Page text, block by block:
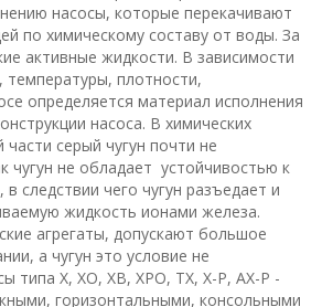
насосы, которые перекачивают
по химическому составу от воды. За
активные жидкости. В зависимости
температуры, плотности,
определяется материал исполнения
насоса. В химических
серый чугун почти не
чугун не обладает устойчивостью к
следствии чего чугун разъедает и
жидкость ионами железа.
агрегаты, допускают большое
а чугун это условие не
типа Х, ХО, ХВ, ХРО, ТХ, Х-Р, АХ-Р -
горизонтальными, консольными